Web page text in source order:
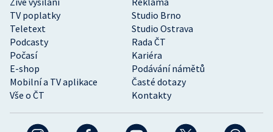
TV poplatky
Studio Brno
Teletext
Studio Ostrava
Podcasty
Rada ČT
Počasí
Kariéra
E-shop
Podávání námětů
Mobilní a TV aplikace
Časté dotazy
Vše o ČT
Kontakty